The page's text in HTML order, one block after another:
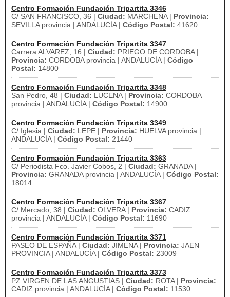
Centro Formación Fundación Tripartita 3346
C/ SAN FRANCISCO, 36 | Ciudad: MARCHENA | Provincia:
SEVILLA provincia | ANDALUCÍA | Código Postal: 41620
Centro Formación Fundación Tripartita 3347
Carrera ALVAREZ, 16 | Ciudad: PRIEGO DE CORDOBA |
Provincia: CORDOBA provincia | ANDALUCÍA | Código
Postal: 14800
Centro Formación Fundación Tripartita 3348
San Pedro, 48 | Ciudad: LUCENA | Provincia: CORDOBA
provincia | ANDALUCÍA | Código Postal: 14900
Centro Formación Fundación Tripartita 3349
C/ Iglesia | Ciudad: LEPE | Provincia: HUELVA provincia |
ANDALUCÍA | Código Postal: 21440
Centro Formación Fundación Tripartita 3363
C/ Periodista Fco. Javier Cobos, 2 | Ciudad: GRANADA |
Provincia: GRANADA provincia | ANDALUCÍA | Código Postal:
18014
Centro Formación Fundación Tripartita 3367
C/ Mercado, 38 | Ciudad: OLVERA | Provincia: CADIZ
provincia | ANDALUCÍA | Código Postal: 11690
Centro Formación Fundación Tripartita 3371
PASEO DE ESPAÑA | Ciudad: JIMENA | Provincia: JAEN
PROVINCIA | ANDALUCÍA | Código Postal: 23009
Centro Formación Fundación Tripartita 3373
PZ VIRGEN DE LAS ANGUSTIAS | Ciudad: ROTA | Provincia:
CADIZ provincia | ANDALUCÍA | Código Postal: 11530